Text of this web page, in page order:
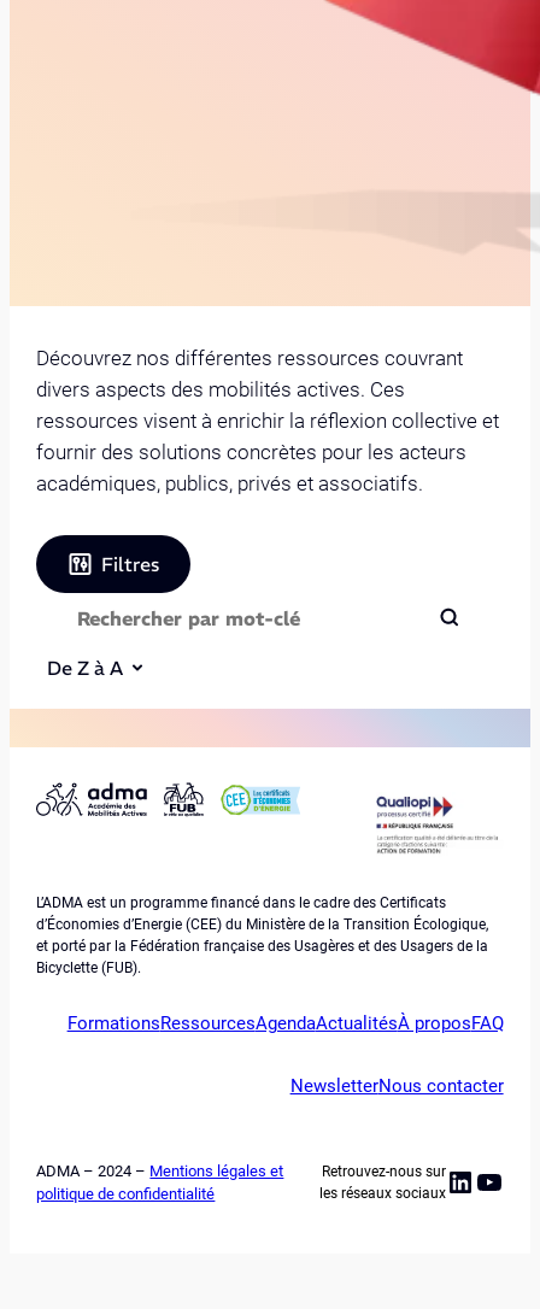
Découvrez nos différentes ressources couvrant
divers aspects des mobilités actives. Ces
ressources visent à enrichir la réflexion collective et
fournir des solutions concrètes pour les acteurs
académiques, publics, privés et associatifs.
Filtres
De Z à A
L’ADMA est un programme financé dans le cadre des Certificats
d’Économies d’Energie (CEE) du Ministère de la Transition Écologique,
et porté par la Fédération française des Usagères et des Usagers de la
Bicyclette (FUB).
FormationsRessourcesAgendaActualitésÀ proposFAQ
NewsletterNous contacter
ADMA – 2024 – Mentions légales et
politique de confidentialité
Retrouvez-nous sur
les réseaux sociaux